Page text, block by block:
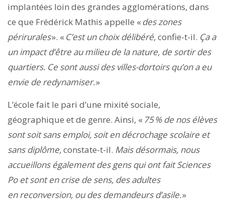
implantées loin des grandes agglomérations, dans
ce que Frédérick Mathis appelle «des zones
périrurales». « C’est un choix délibéré,confie-t-il. Ça a
un impact d’être au milieu de la nature, de sortir des
quartiers. Ce sont aussi des villes-dortoirs qu’on a eu
envie de redynamiser.»
L’école fait le pari d’une mixité sociale,
géographique et de genre. Ainsi, « 75 % de nos élèves
sont soit sans emploi, soit en décrochage scolaire et
sans diplôme,constate-t-il. Mais désormais, nous
accueillons également des gens qui ont fait Sciences
Po et sont en crise de sens, des adultes
en reconversion, ou des demandeurs d’asile.»